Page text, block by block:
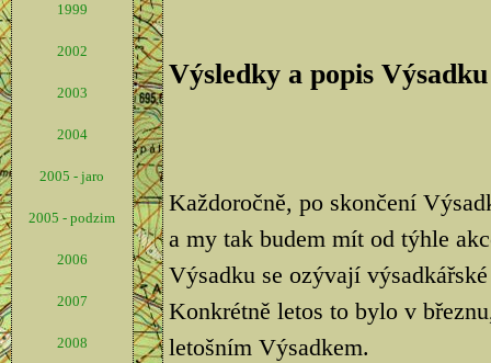
1999
2002
2003
2004
2005 - jaro
2005 - podzim
2006
2007
2008
Výsledky a popis Výsadku
Každoročně, po skončení
a my tak budem mít od týhle
Výsadku se ozývají
Konkrétně letos to bylo v
letošním Výsadkem.